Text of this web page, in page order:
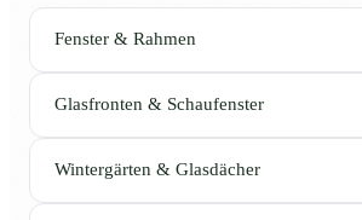
Fenster & Rahmen
Glasfronten & Schaufenster
Wintergärten & Glasdächer